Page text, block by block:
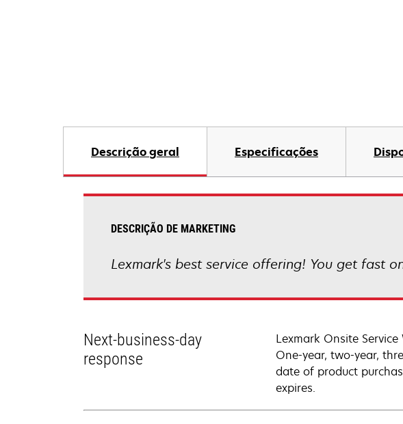
Descrição geral Especificações
DESCRIÇÃO DE MARKETING
Lexmark's best service offering! You get fast
Next-business-day
response
Lexmark Onsite
One-year, two-year,
date of product
expires.